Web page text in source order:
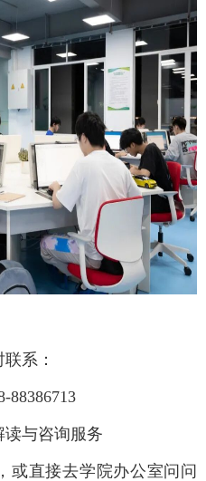
系：
88386713
与咨询服务
或直接去学院办公室问问